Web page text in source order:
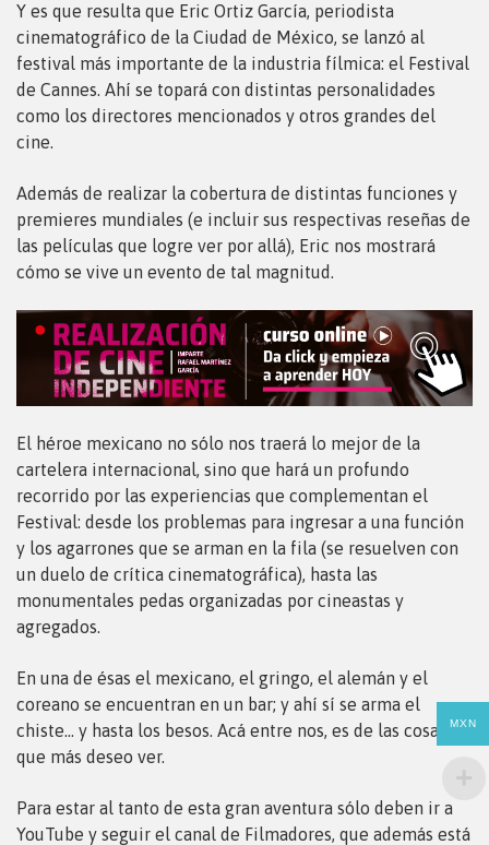
Y es que resulta que Eric Ortiz García, periodista
cinematográfico de la Ciudad de México, se lanzó al
festival más importante de la industria fílmica: el Festival
de Cannes. Ahí se topará con distintas personalidades
como los directores mencionados y otros grandes del
cine.
Además de realizar la cobertura de distintas funciones y
premieres mundiales (e incluir sus respectivas reseñas de
las películas que logre ver por allá), Eric nos mostrará
cómo se vive un evento de tal magnitud.
El héroe mexicano no sólo nos traerá lo mejor de la
cartelera internacional, sino que hará un profundo
recorrido por las experiencias que complementan el
Festival: desde los problemas para ingresar a una función
y los agarrones que se arman en la fila (se resuelven con
un duelo de crítica cinematográfica), hasta las
monumentales pedas organizadas por cineastas y
agregados.
En una de ésas el mexicano, el gringo, el alemán y el
coreano se encuentran en un bar; y ahí sí se arma el
chiste… y hasta los besos. Acá entre nos, es de las cosas
que más deseo ver.
Para estar al tanto de esta gran aventura sólo deben ir a
YouTube y seguir el canal de Filmadores, que además está
MXN